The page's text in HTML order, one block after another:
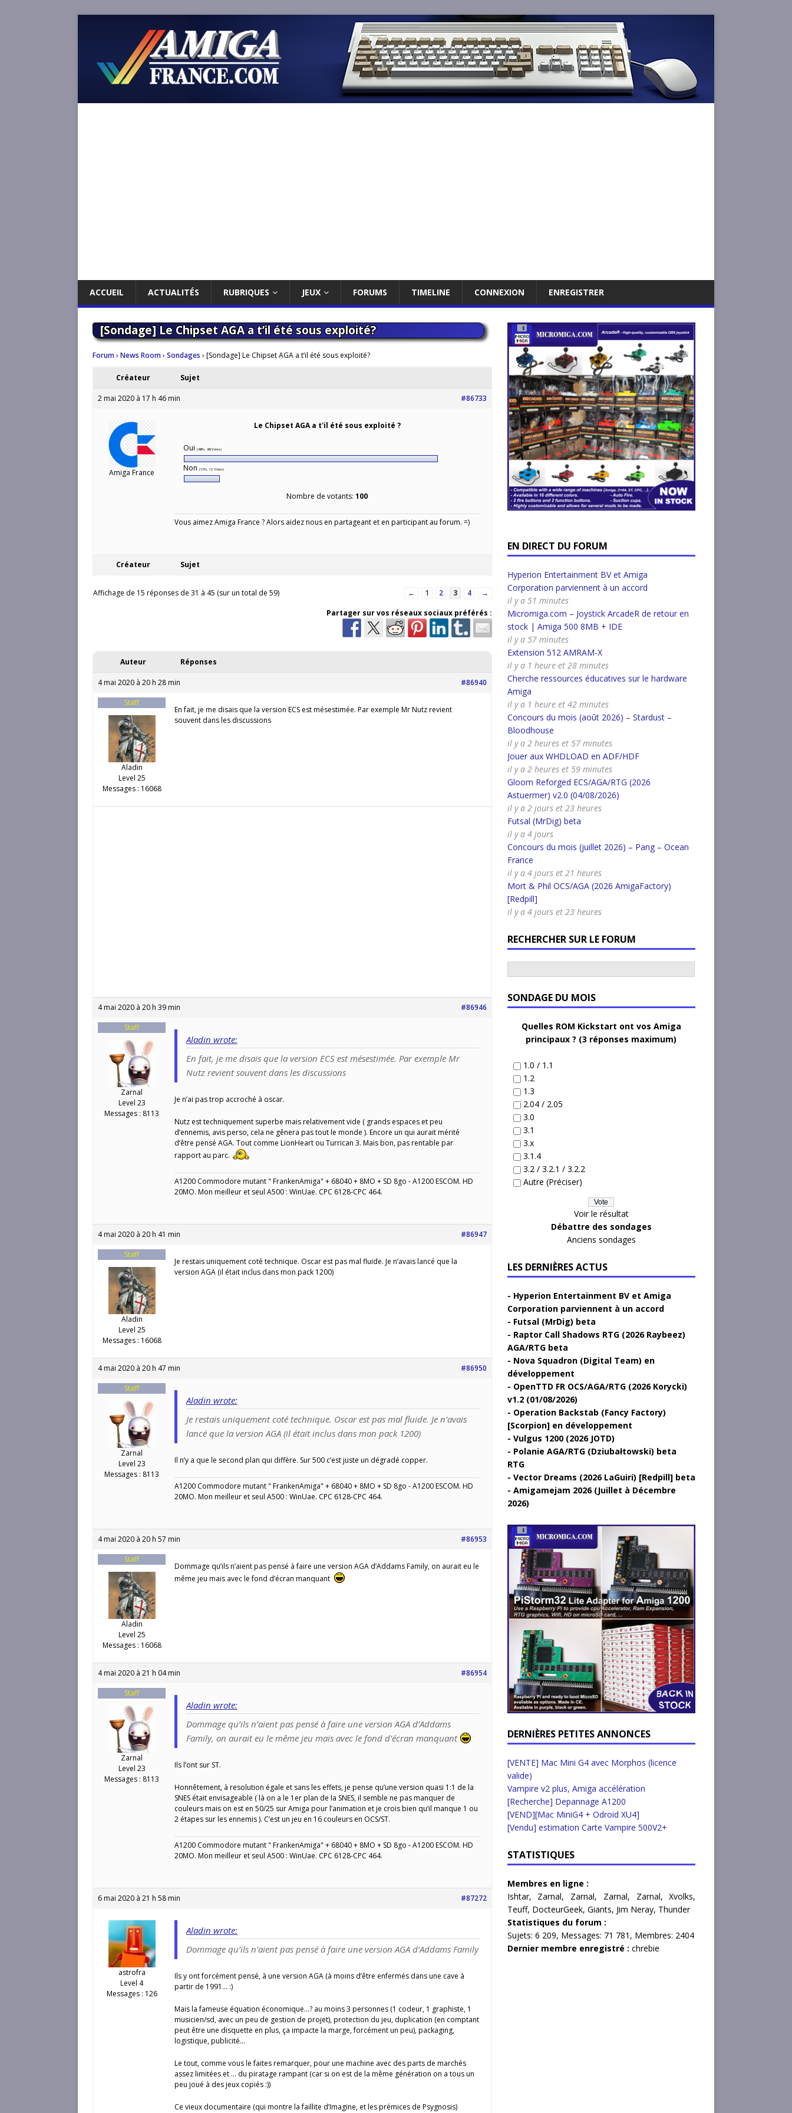
ACCUEIL ACTUALITÉS RUBRIQUES JEUX FORUMS TIMELINE CONNEXION ENREGISTRER
[Sondage] Le Chipset AGA a t’il été sous exploité?
Forum› News Room› Sondages › [Sondage] Le Chipset AGA a t’il été sous exploité?
Créateur Sujet
2 mai 2020 à 17 h 46 min #86733
Amiga France
Le Chipset AGA a t'il été sous exploité ?
Oui (88%, 88 Votes)
Non (12%, 12 Votes)
Nombre de votants:100
Vous aimez Amiga France ? Alors aidez nous en partageant et en participant au forum. =)
Créateur Sujet
Affichage de 15 réponses de 31 à 45 (sur un total de 59) ← 1 2 3 4
→
Partager sur vos réseaux sociaux préférés :
Auteur Réponses
4 mai 2020 à 20 h 28 min
#86940
Staff
Aladin
Level 25
Messages : 16068
En fait, je me disais que la version ECS est mésestimée. Par exemple Mr Nutz revient
souvent dans les discussions
4 mai 2020 à 20 h 39 min
#86946
Staff
Zarnal
Level 23
Messages : 8113
Aladin wrote:
En fait, je me disais que la version ECS est mésestimée. Par exemple Mr
Nutz revient souvent dans les discussions
Je n’ai pas trop accroché à oscar.
Nutz est techniquement superbe mais relativement vide ( grands espaces et peu
d’ennemis, avis perso, cela ne gênera pas tout le monde ). Encore un qui aurait mérité
d’être pensé AGA. Tout comme LionHeart ou Turrican 3. Mais bon, pas rentable par
rapport au parc.
A1200 Commodore mutant " FrankenAmiga" + 68040 + 8MO + SD 8go - A1200 ESCOM. HD
20MO. Mon meilleur et seul A500 : WinUae. CPC 6128-CPC 464.
4 mai 2020 à 20 h 41 min
#86947
Staff
Aladin
Level 25
Messages : 16068
Je restais uniquement coté technique. Oscar est pas mal fluide. Je n’avais lancé que la
version AGA (il était inclus dans mon pack 1200)
4 mai 2020 à 20 h 47 min
#86950
Staff
Zarnal
Level 23
Messages : 8113
Aladin wrote:
Je restais uniquement coté technique. Oscar est pas mal fluide. Je n’avais
lancé que la version AGA (il était inclus dans mon pack 1200)
Il n’y a que le second plan qui diffère. Sur 500 c’est juste un dégradé copper.
A1200 Commodore mutant " FrankenAmiga" + 68040 + 8MO + SD 8go - A1200 ESCOM. HD
20MO. Mon meilleur et seul A500 : WinUae. CPC 6128-CPC 464.
4 mai 2020 à 20 h 57 min
#86953
Staff
Aladin
Level 25
Messages : 16068
Dommage qu’ils n’aient pas pensé à faire une version AGA d’Addams Family, on aurait eu le
même jeu mais avec le fond d’écran manquant
4 mai 2020 à 21 h 04 min
#86954
Staff
Zarnal
Level 23
Messages : 8113
Aladin wrote:
Dommage qu’ils n’aient pas pensé à faire une version AGA d’Addams
Family, on aurait eu le même jeu mais avec le fond d’écran manquant
Ils l’ont sur ST.
Honnêtement, à resolution égale et sans les effets, je pense qu’une version quasi 1:1 de la
SNES était envisageable ( là on a le 1er plan de la SNES, il semble ne pas manquer de
couleurs mais on est en 50/25 sur Amiga pour l’animation et je crois bien qu’il manque 1 ou
2 étapes sur les ennemis ). C’est un jeu en 16 couleurs en OCS/ST.
A1200 Commodore mutant " FrankenAmiga" + 68040 + 8MO + SD 8go - A1200 ESCOM. HD
20MO. Mon meilleur et seul A500 : WinUae. CPC 6128-CPC 464.
6 mai 2020 à 21 h 58 min #87272
astrofra
Level 4
Messages : 126
Aladin wrote:
Dommage qu’ils n’aient pas pensé à faire une version AGA d’Addams Family
Ils y ont forcément pensé, à une version AGA (à moins d’être enfermés dans une cave à
partir de 1991… :)
Mais la fameuse équation économique…? au moins 3 personnes (1 codeur, 1 graphiste, 1
musicien/sd, avec un peu de gestion de projet), protection du jeu, duplication (en comptant
peut être une disquette en plus, ça impacte la marge, forcément un peu), packaging,
logistique, publicité…
Le tout, comme vous le faites remarquer, pour une machine avec des parts de marchés
assez limitées et … du piratage rampant (car si on est de la même génération on a tous un
peu joué à des jeux copiés :))
Ce vieux documentaire (qui montre la faillite d’Imagine, et les prémices de Psygnosis)
EN DIRECT DU FORUM
Hyperion Entertainment BV et Amiga
Corporation parviennent à un accord
il y a 51 minutes
Micromiga.com – Joystick ArcadeR de retour en
stock | Amiga 500 8MB + IDE
il y a 57 minutes
Extension 512 AMRAM-X
il y a 1 heure et 28 minutes
Cherche ressources éducatives sur le hardware
Amiga
il y a 1 heure et 42 minutes
Concours du mois (août 2026) – Stardust –
Bloodhouse
il y a 2 heures et 57 minutes
Jouer aux WHDLOAD en ADF/HDF
il y a 2 heures et 59 minutes
Gloom Reforged ECS/AGA/RTG (2026
Astuermer) v2.0 (04/08/2026)
il y a 2 jours et 23 heures
Futsal (MrDig) beta
il y a 4 jours
Concours du mois (juillet 2026) – Pang – Ocean
France
il y a 4 jours et 21 heures
Mort & Phil OCS/AGA (2026 AmigaFactory)
[Redpill]
il y a 4 jours et 23 heures
RECHERCHER SUR LE FORUM
SONDAGE DU MOIS
Quelles ROM Kickstart ont vos Amiga
principaux ? (3 réponses maximum)
1.0 / 1.1
1.2
1.3
2.04 / 2.05
3.0
3.1
3.x
3.1.4
3.2 / 3.2.1 / 3.2.2
Autre (Préciser)
Voir le résultat
Débattre des sondages
Anciens sondages
LES DERNIÈRES ACTUS
Hyperion Entertainment BV et Amiga
Corporation parviennent à un accord
Futsal (MrDig) beta
Raptor Call Shadows RTG (2026 Raybeez)
AGA/RTG beta
Nova Squadron (Digital Team) en
développement
OpenTTD FR OCS/AGA/RTG (2026 Korycki)
v1.2 (01/08/2026)
Operation Backstab (Fancy Factory)
[Scorpion] en développement
Vulgus 1200 (2026 JOTD)
Polanie AGA/RTG (Dziubałtowski) beta
RTG
Vector Dreams (2026 LaGuiri) [Redpill] beta
Amigamejam 2026 (Juillet à Décembre
2026)
DERNIÈRES PETITES ANNONCES
[VENTE] Mac Mini G4 avec Morphos (licence
valide)
Vampire v2 plus, Amiga accélération
[Recherche] Depannage A1200
[VEND][Mac MiniG4 + Odroid XU4]
[Vendu] estimation Carte Vampire 500V2+
STATISTIQUES
Membres en ligne :
Ishtar, Zarnal, Zarnal, Zarnal, Zarnal,Xvolks,
Teuff, DocteurGeek, Giants, Jim Neray, Thunder
Statistiques du forum :
Sujets: 6 209, Messages: 71 781, Membres: 2404
Dernier membre enregistré : chrebie